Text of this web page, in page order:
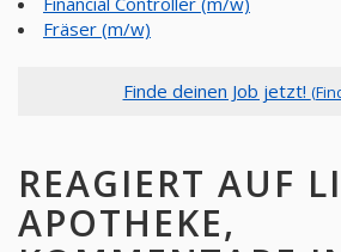
Fräser (m/w)
Finde deinen Job jetzt!
REAGIERT AUF
APOTHEKE,